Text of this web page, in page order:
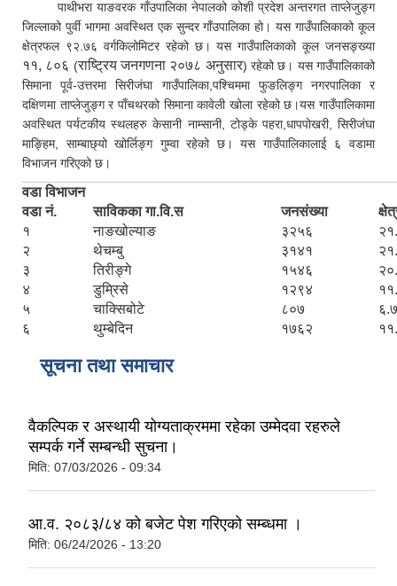
पाथीभरा याङवरक गाँउपालिका नेपालको कोशी प्रदेश अन्तरगत ताप्लेजुङ्ग
जिल्लाको पुर्वी भागमा अवस्थित एक सुन्दर गाँउपालिका हो। यस गाउँपालिकाको कूल
क्षेत्रफल ९२.७६ वर्गकिलोमिटर रहेको छ। यस गाउँपालिकाको कूल जनसङ्ख्या
११, ८०६ (राष्ट्रिय जनगणना २०७८ अनुसार) रहेको छ। यस गाउँपालिकाको
सिमाना पूर्व-उत्तरमा सिरीजंघा गाउँपालिका,पश्चिममा फुङलिङ्ग नगरपालिका र
दक्षिणमा ताप्लेजुङ्ग र पाँचथरको सिमाना कावेली खोला रहेको छ।यस गाउँपालिकामा
अवस्थित पर्यटकीय स्थलहरु केसानी नाम्सानी, टोड्के पहरा,धापपोखरी, सिरीजंघा
माङ्हिम, साम्बाछ्यो खोर्लिङ्ग गुम्वा रहेको छ। यस गाउँपालिकालाई ६ वडामा
विभाजन गरिएको छ।
वडा विभाजन
वडा नं.
साविकका गा.वि.स जनसंख्या
१
नाङखोल्याङ ३२५६
२
थेचम्बु ३१४१
३
तिरीङ्गे १५४६
४
डुम्रिसे १२९४
५
चाक्सिबोटे ८०७
६
थुम्बेदिन १७६२
सूचना तथा समाचार
वैकल्पिक र अस्थायी योग्यताक्रममा रहेका उम्मेदवा रहरुले
सम्पर्क गर्ने सम्बन्धी सुचना।
मिति: 07/03/2026 - 09:34
आ.व. २०८३/८४ को बजेट पेश गरिएको सम्ब्धमा ।
मिति: 06/24/2026 - 13:20